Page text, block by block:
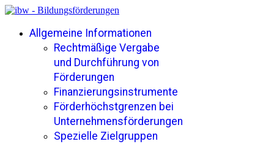
Allgemeine Informationen
Rechtmäßige Vergabe
und Durchführung von
Förderungen
Finanzierungsinstrumente
Förderhöchstgrenzen bei
Unternehmensförderungen
Spezielle Zielgruppen